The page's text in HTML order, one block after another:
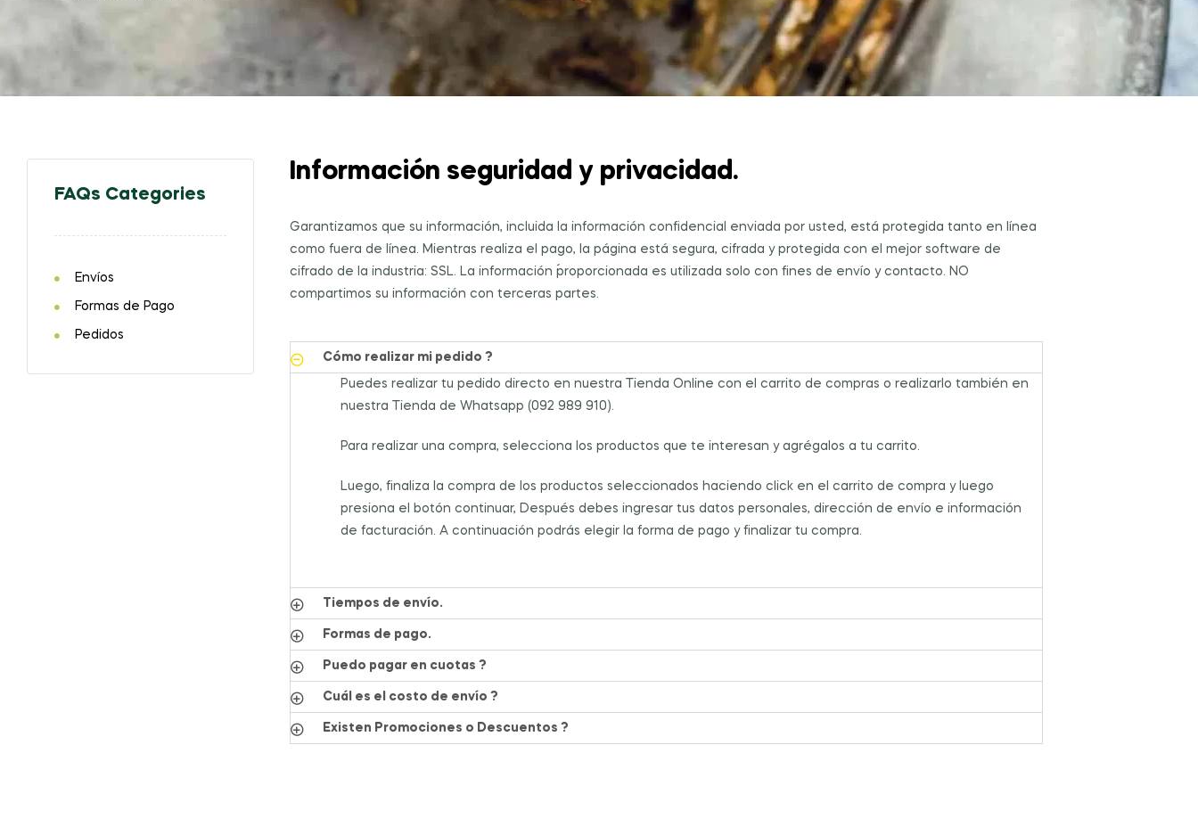
FAQs Categories
Envíos
Formas de Pago
Pedidos
Información seguridad y privacidad.
Garantizamos que su información, incluida la información confidencial enviada por usted, está protegida tanto en línea
como fuera de línea. Mientras realiza el pago, la página está segura, cifrada y protegida con el mejor software de
cifrado de la industria: SSL. La información ´proporcionada es utilizada solo con fines de envío y contacto. NO
compartimos su información con terceras partes.
Cómo realizar mi pedido ?
Puedes realizar tu pedido directo en nuestra Tienda Online con el carrito de compras o realizarlo también en
nuestra Tienda de Whatsapp (092 989 910).
Para realizar una compra, selecciona los productos que te interesan y agrégalos a tu carrito.
Luego, finaliza la compra de los productos seleccionados haciendo click en el carrito de compra y luego
presiona el botón continuar, Después debes ingresar tus datos personales, dirección de envío e información
de facturación. A continuación podrás elegir la forma de pago y finalizar tu compra.
Tiempos de envío.
Formas de pago.
Puedo pagar en cuotas ?
Cuál es el costo de envío ?
Existen Promociones o Descuentos ?